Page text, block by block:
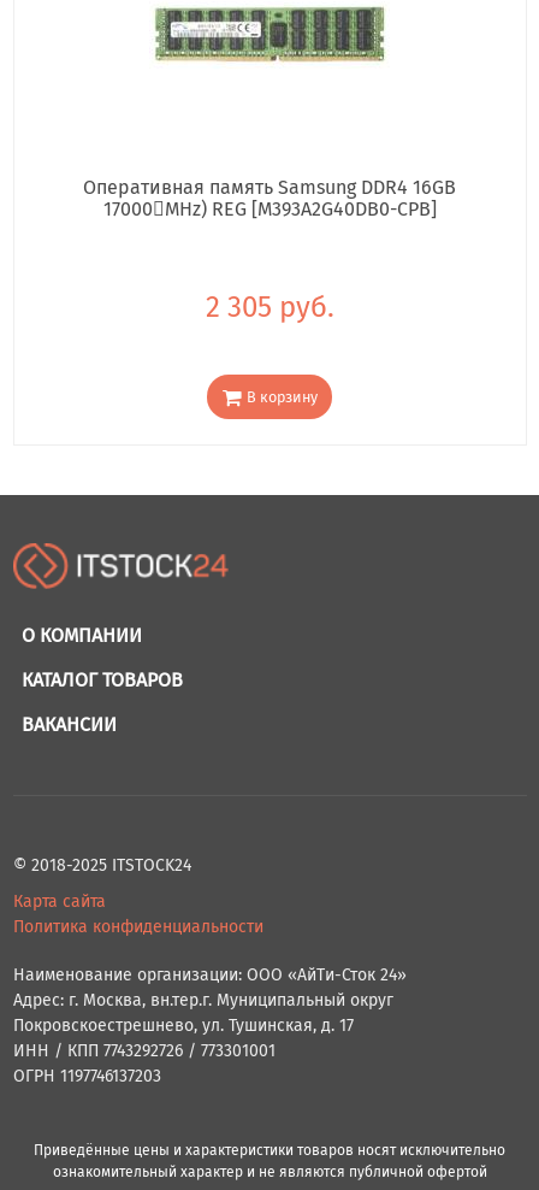
Оперативная память Samsung DDR4 16GB
17000񢋕MHz) REG [M393A2G40DB0-CPB]
2 305 руб.
В корзину
О КОМПАНИИ
КАТАЛОГ ТОВАРОВ
ВАКАНСИИ
© 2018-2025 ITSTOCK24
Карта сайта
Политика конфиденциальности
Наименование организации: ООО «АйТи-Сток 24»
Адрес: г. Москва, вн.тер.г. Муниципальный округ
Покровскоестрешнево, ул. Тушинская, д. 17
ИНН / КПП 7743292726 / 773301001
ОГРН 1197746137203
Приведённые цены и характеристики товаров носят исключительно
ознакомительный характер и не являются публичной офертой